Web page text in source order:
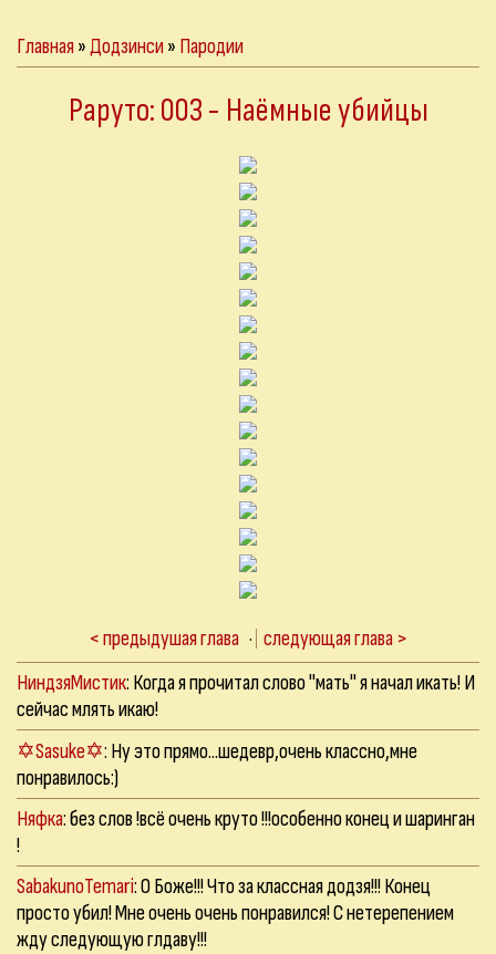
Главная»Додзинси» Пародии
Раруто: 003 - Наёмные убийцы
< предыдушая глава · следующая глава >
НиндзяМистик: Когда я прочитал слово "мать" я начал икать! И
сейчас млять икаю!
✡Sasuke✡: Ну это прямо...шедевр,очень классно,мне
понравилось:)
Няфка: без слов !всё очень круто !!!особенно конец и шаринган
!
SabakunoTemari: О Боже!!! Что за классная додзя!!! Конец
просто убил! Мне очень очень понравился! С нетерепением
жду следующую глдаву!!!